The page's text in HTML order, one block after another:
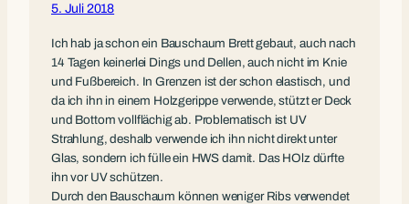
5. Juli 2018
Ich hab ja schon ein Bauschaum Brett gebaut, auch nach
14 Tagen keinerlei Dings und Dellen, auch nicht im Knie
und Fußbereich. In Grenzen ist der schon elastisch, und
da ich ihn in einem Holzgerippe verwende, stützt er Deck
und Bottom vollflächig ab. Problematisch ist UV
Strahlung, deshalb verwende ich ihn nicht direkt unter
Glas, sondern ich fülle ein HWS damit. Das HOlz dürfte
ihn vor UV schützen.
Durch den Bauschaum können weniger Ribs verwendet